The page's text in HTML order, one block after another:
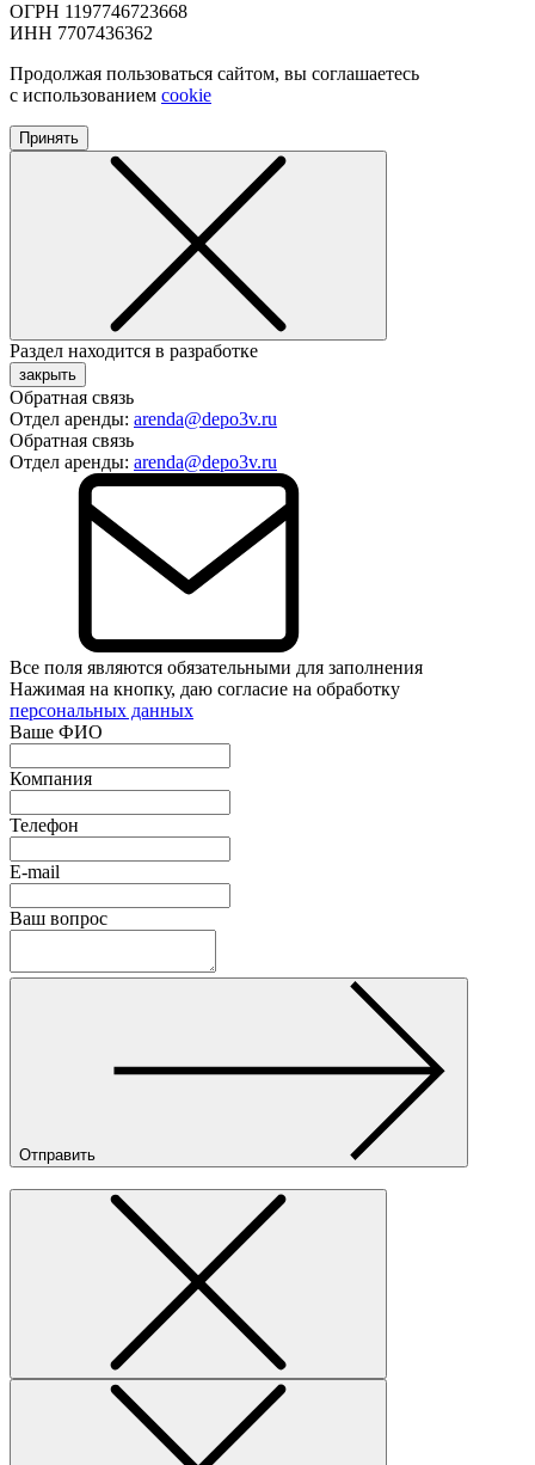
ОГРН 1197746723668
ИНН 7707436362
Продолжая пользоваться сайтом, вы соглашаетесь
с использованием cookie
Принять
Раздел находится в разработке
закрыть
Обратная связь
Отдел аренды: arenda@depo3v.ru
Обратная связь
Отдел аренды: arenda@depo3v.ru
Все поля являются обязательными для заполнения
Нажимая на кнопку, даю согласие на обработку
персональных данных
Ваше ФИО
Компания
Телефон
E-mail
Ваш вопрос
Отправить